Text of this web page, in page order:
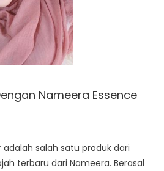
Nameera Essence
salah satu produk dari
terbaru dari Nameera. Berasal